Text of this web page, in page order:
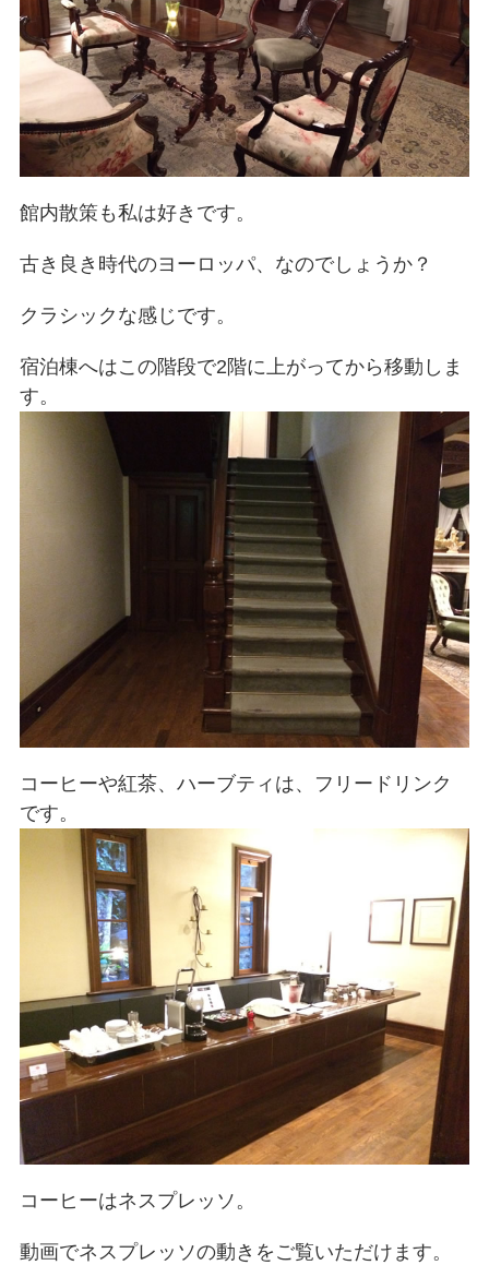
館内散策も私は好きです。
古き良き時代のヨーロッパ、なのでしょうか？
クラシックな感じです。
宿泊棟へはこの階段で2階に上がってから移動しま
す。
コーヒーや紅茶、ハーブティは、フリードリンク
です。
コーヒーはネスプレッソ。
動画でネスプレッソの動きをご覧いただけます。